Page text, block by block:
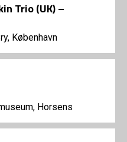
Trio (UK) –
København
Horsens